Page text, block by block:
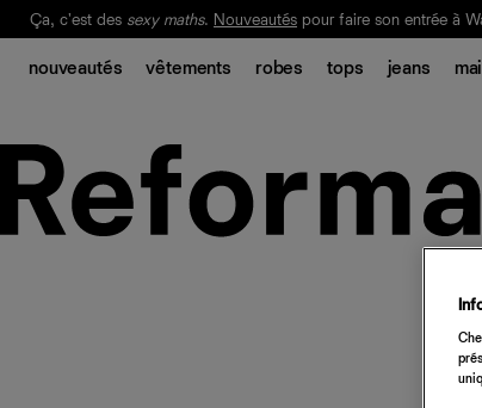
Notre Bilan Responsable 2025 est ici. Lisez-le
Ça, c'est des sexy maths. Nouveautés pour faire son entrée à
nouveautés vêtements robes tops jeans